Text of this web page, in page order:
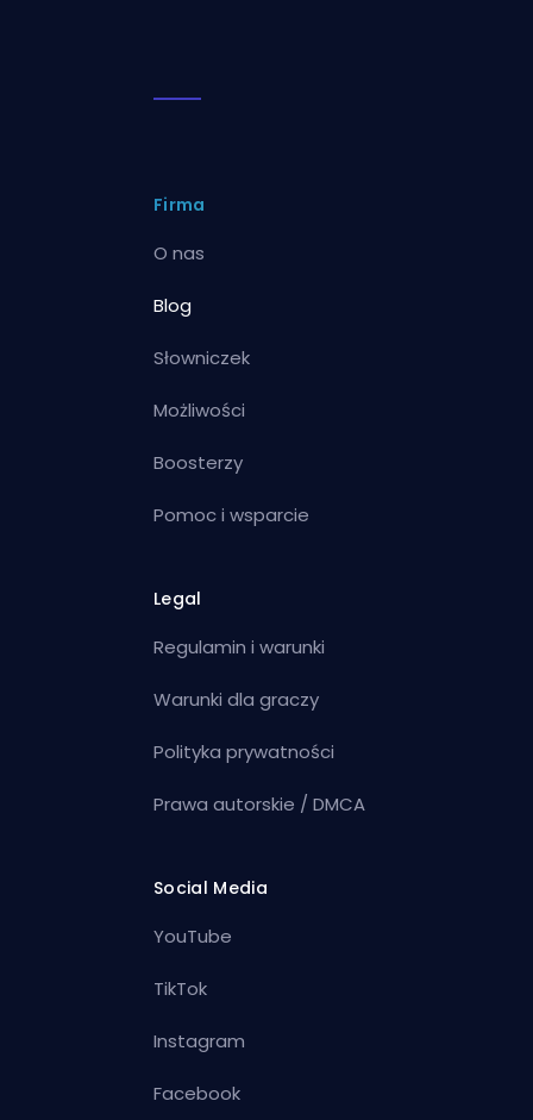
Firma
O nas
Blog
Słowniczek
Możliwości
Boosterzy
Pomoc i wsparcie
Legal
Regulamin i warunki
Warunki dla graczy
Polityka prywatności
Prawa autorskie / DMCA
Social Media
YouTube
TikTok
Instagram
Facebook